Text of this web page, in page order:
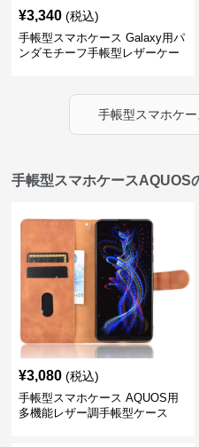
¥3,340 (税込)
手帳型スマホケース Galaxy用パ
ンダモチーフ手帳型レザーケー
手帳型スマホケー
手帳型スマホケースAQUOS
¥3,080 (税込)
手帳型スマホケース AQUOS用
多機能レザー調手帳型ケース